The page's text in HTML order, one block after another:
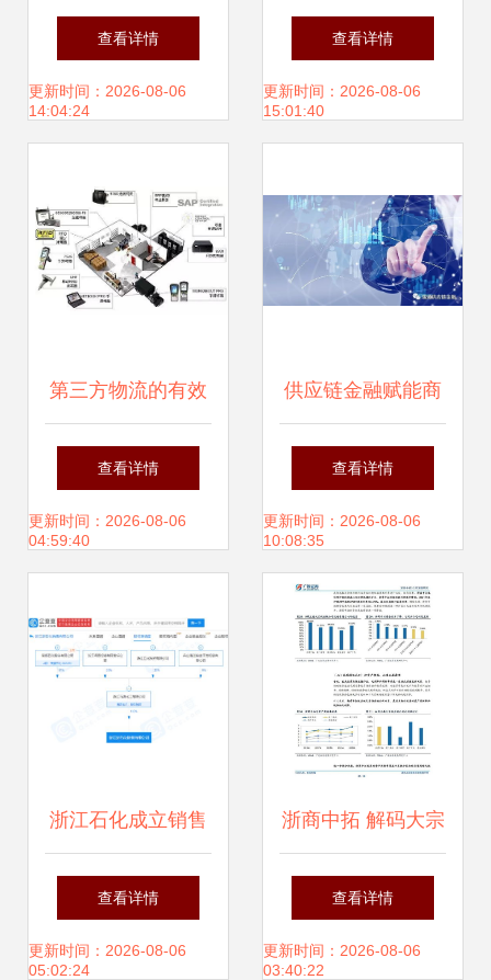
理 以恒捷供应链为
例
查看详情
更新时间：2026-08-06
14:04:24
理服务 赋能现代商
业的集成解决方案
查看详情
更新时间：2026-08-06
15:01:40
第三方物流的有效
仓储管理 供应链服
务优化的核心支柱
查看详情
更新时间：2026-08-06
04:59:40
供应链金融赋能商
业保理，供应链管
理服务开辟新蓝海
查看详情
更新时间：2026-08-06
10:08:35
浙江石化成立销售
新公司，注册资本
1亿元布局供应链
查看详情
更新时间：2026-08-06
05:02:24
浙商中拓 解码大宗
商品供应链服务商
的创新模式与价值
查看详情
更新时间：2026-08-06
03:40:22